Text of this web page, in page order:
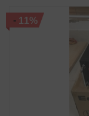
-11%